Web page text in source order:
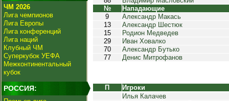
ЧМ 2026
Лига чемпионов
Лига Европы
Лига конференций
Лига наций
Клубный ЧМ
Суперкубок УЕФА
Межконтинентальный
кубок
РОССИЯ:
№
Нападающие
9
Александр Макась
13
Александр Шестюк
15
Родион Медведев
29
Иван Ховалко
70
Александр Бутько
77
Денис Митрофанов
П
Игроки
Илья Калачев